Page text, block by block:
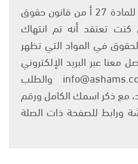
يتم الاستخدام المواد وفقًا للمادة 27 أ من قانون حقوق
2007، وإن كنت تعتقد أنه تم انتهاك
في المواد التي تظهر
عبر البريد الإلكتروني
على العنوان التالي: info@ashams.com والطلب
مع ذكر اسمك الكامل ورقم
ورابط للصفحة ذات الصلة